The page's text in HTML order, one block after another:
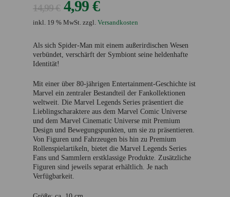
14,99€ Ursprünglicher
Preis
14,99 €
4,99 €Aktueller
Preis
4,99 €.
inkl. 19 % MwSt. zzgl. Versandkosten
Als sich Spider-Man mit einem außerirdischen Wesen
verbündet, verschärft der Symbiont seine heldenhafte
Identität!
Mit einer über 80-jährigen Entertainment-Geschichte ist
Marvel ein zentraler Bestandteil der Fankollektionen
weltweit. Die Marvel Legends Series präsentiert die
Lieblingscharaktere aus dem Marvel Comic Universe
und dem Marvel Cinematic Universe mit Premium
Design und Bewegungspunkten, um sie zu präsentieren.
Von Figuren und Fahrzeugen bis hin zu Premium
Rollenspielartikeln, bietet die Marvel Legends Series
Fans und Sammlern erstklassige Produkte. Zusätzliche
Figuren sind jeweils separat erhältlich. Je nach
Verfügbarkeit.